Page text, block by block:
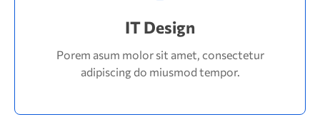
IT Design
Porem asum molor sit amet, consectetur
adipiscing do miusmod tempor.
IT Design
adipiscing do miusmod tempor.